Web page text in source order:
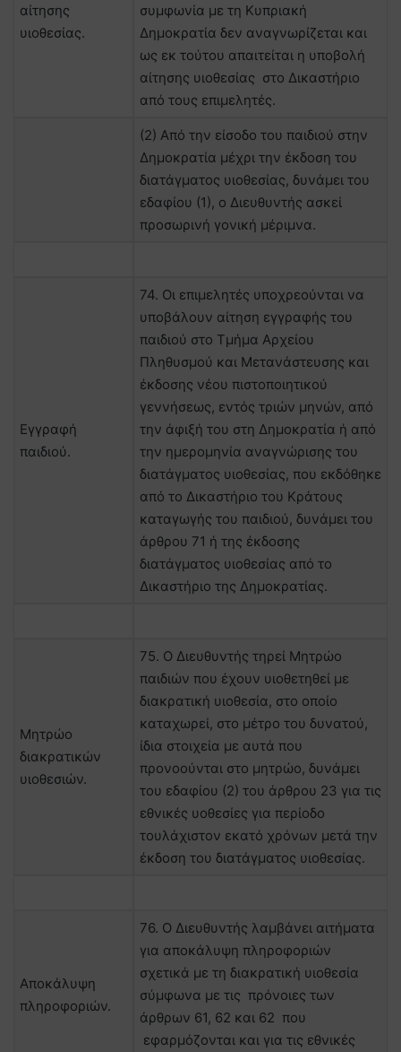
αίτησης
υιοθεσίας.
συμφωνία με τη Κυπριακή
Δημοκρατία δεν αναγνωρίζεται και
ως εκ τούτου απαιτείται η υποβολή
αίτησης υιοθεσίας στο Δικαστήριο
από τους επιμελητές.
(2) Από την είσοδο του παιδιού στην
Δημοκρατία μέχρι την έκδοση του
διατάγματος υιοθεσίας, δυνάμει του
εδαφίου (1), ο Διευθυντής ασκεί
προσωρινή γονική μέριμνα.
Εγγραφή
παιδιού.
74. Οι επιμελητές υποχρεούνται να
υποβάλουν αίτηση εγγραφής του
παιδιού στο Τμήμα Αρχείου
Πληθυσμού και Μετανάστευσης και
έκδοσης νέου πιστοποιητικού
γεννήσεως, εντός τριών μηνών, από
την άφιξή του στη Δημοκρατία ή από
την ημερομηνία αναγνώρισης του
διατάγματος υιοθεσίας, που εκδόθηκε
από το Δικαστήριο του Κράτους
καταγωγής του παιδιού, δυνάμει του
άρθρου 71 ή της έκδοσης
διατάγματος υιοθεσίας από το
Δικαστήριο της Δημοκρατίας.
Μητρώο
διακρατικών
υιοθεσιών.
75. Ο Διευθυντής τηρεί Μητρώο
παιδιών που έχουν υιοθετηθεί με
διακρατική υιοθεσία, στο οποίο
καταχωρεί, στο μέτρο του δυνατού,
ίδια στοιχεία με αυτά που
προνοούνται στο μητρώο, δυνάμει
του εδαφίου (2) του άρθρου 23 για τις
εθνικές υοθεσίες για περίοδο
τουλάχιστον εκατό χρόνων μετά την
έκδοση του διατάγματος υιοθεσίας.
Αποκάλυψη
πληροφοριών.
76. Ο Διευθυντής λαμβάνει αιτήματα
για αποκάλυψη πληροφοριών
σχετικά με τη διακρατική υιοθεσία
σύμφωνα με τις πρόνοιες των
άρθρων 61, 62 και 62 που
εφαρμόζονται και για τις εθνικές